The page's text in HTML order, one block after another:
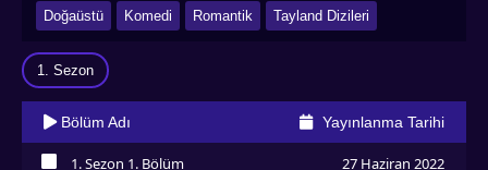
Doğaüstü Komedi Romantik Tayland Dizileri
1. Sezon
Bölüm Adı Yayınlanma Tarihi
1. Sezon 1. Bölüm 27 Haziran 2022